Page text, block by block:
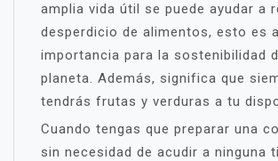
amplia vida útil se puede ayudar a
desperdicio de alimentos, esto es
importancia para la sostenibilidad
planeta. Además, significa que
tendrás frutas y verduras a tu
Cuando tengas que preparar una
sin necesidad de acudir a ninguna